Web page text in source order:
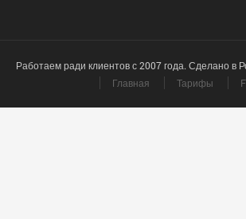
Работаем ради клиентов с 2007 года. Сделано в
Главная
Тарифы